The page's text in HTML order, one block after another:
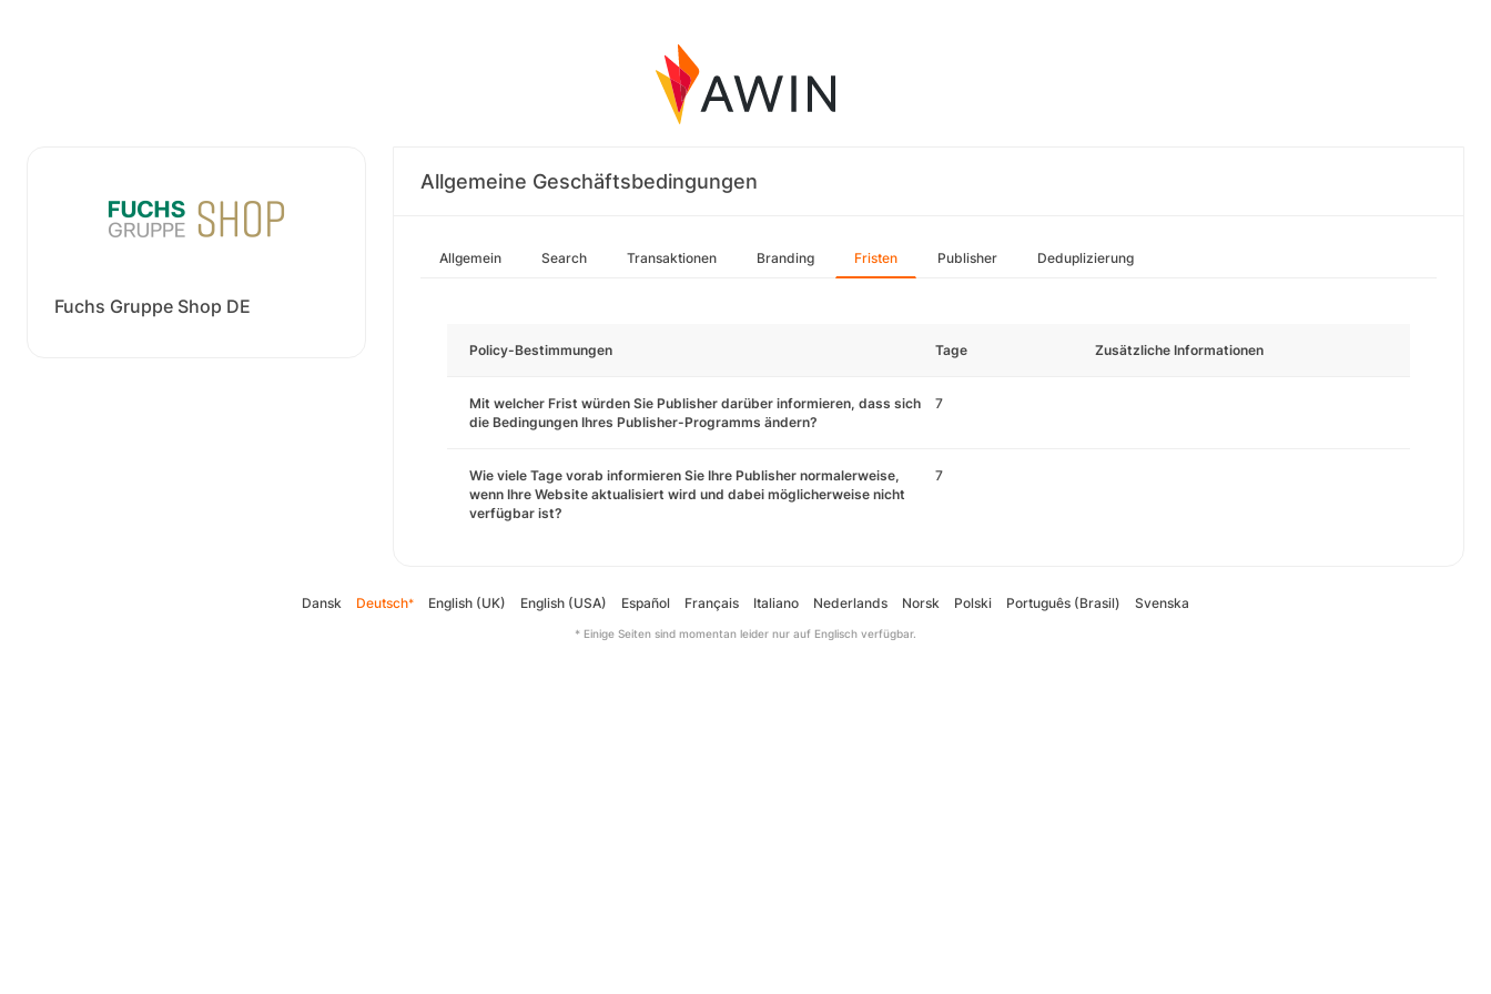
Fuchs Gruppe Shop DE
Allgemeine Geschäftsbedingungen
Allgemein Search Transaktionen Branding Fristen Publisher Deduplizierung
Policy-Bestimmungen Tage Zusätzliche Informationen
Mit welcher Frist würden Sie Publisher darüber informieren, dass sich
die Bedingungen Ihres Publisher-Programms ändern?
7
Wie viele Tage vorab informieren Sie Ihre Publisher normalerweise,
wenn Ihre Website aktualisiert wird und dabei möglicherweise nicht
verfügbar ist?
7
Dansk Deutsch* English (UK) English (USA) Español Français Italiano Nederlands Norsk Polski Português (Brasil) Svenska
* Einige Seiten sind momentan leider nur auf Englisch verfügbar.